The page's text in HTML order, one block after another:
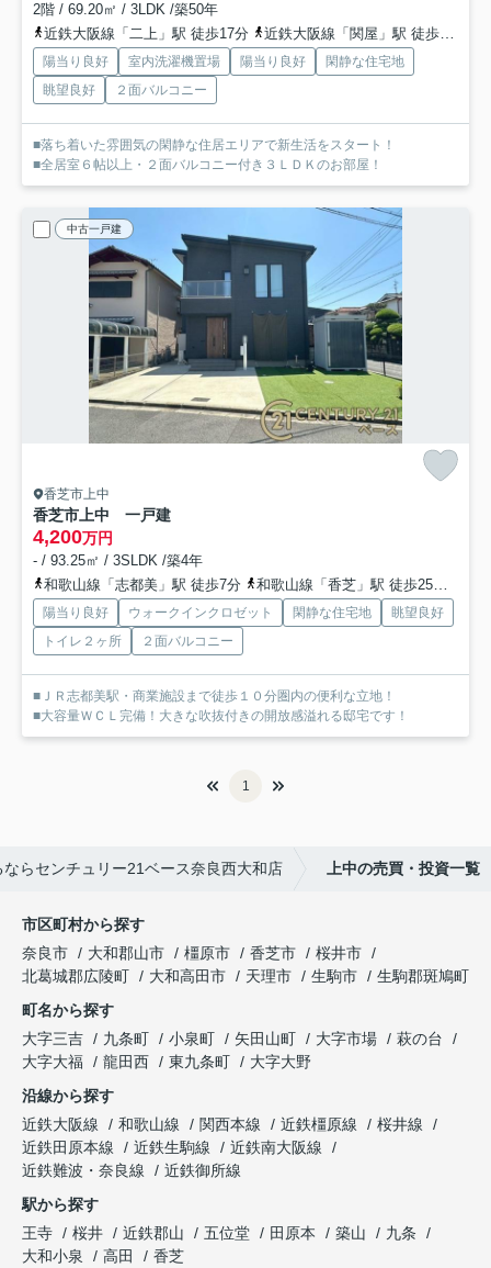
2階 / 69.20㎡ / 3LDK /築50年
近鉄大阪線「二上」駅 徒歩17分
近鉄大阪線「関屋」駅 徒歩20分
陽当り良好 室内洗濯機置場 陽当り良好
閑静な住宅地
眺望良好
２面バルコニー
■落ち着いた雰囲気の閑静な住居エリアで新生活をスタート！
■全居室６帖以上・２面バルコニー付き３ＬＤＫのお部屋！
中古一戸建
香芝市上中
香芝市上中 一戸建
4,200万円
- / 93.25㎡ / 3SLDK /築4年
和歌山線「志都美」駅 徒歩7分
和歌山線「香芝」駅 徒歩25分
陽当り良好 ウォークインクロゼット 閑静な住宅地
眺望良好
トイレ２ヶ所
２面バルコニー
■ＪＲ志都美駅・商業施設まで徒歩１０分圏内の便利な立地！
■大容量ＷＣＬ完備！大きな吹抜付きの開放感溢れる邸宅です！
1
らセンチュリー21ベース奈良西大和店 上中の売買・投資一覧
市区町村から探す
奈良市
大和郡山市 橿原市 香芝市
桜井市
北葛城郡広陵町
大和高田市 天理市 生駒市
生駒郡斑鳩町
町名から探す
大字三吉
九条町 小泉町 矢田山町 大字市場
萩の台
大字大福
龍田西 東九条町
大字大野
沿線から探す
近鉄大阪線
和歌山線 関西本線 近鉄橿原線
桜井線
近鉄田原本線
近鉄生駒線
近鉄南大阪線
近鉄難波・奈良線
近鉄御所線
駅から探す
王寺
桜井 近鉄郡山 五位堂 田原本 築山
九条
大和小泉
高田 香芝